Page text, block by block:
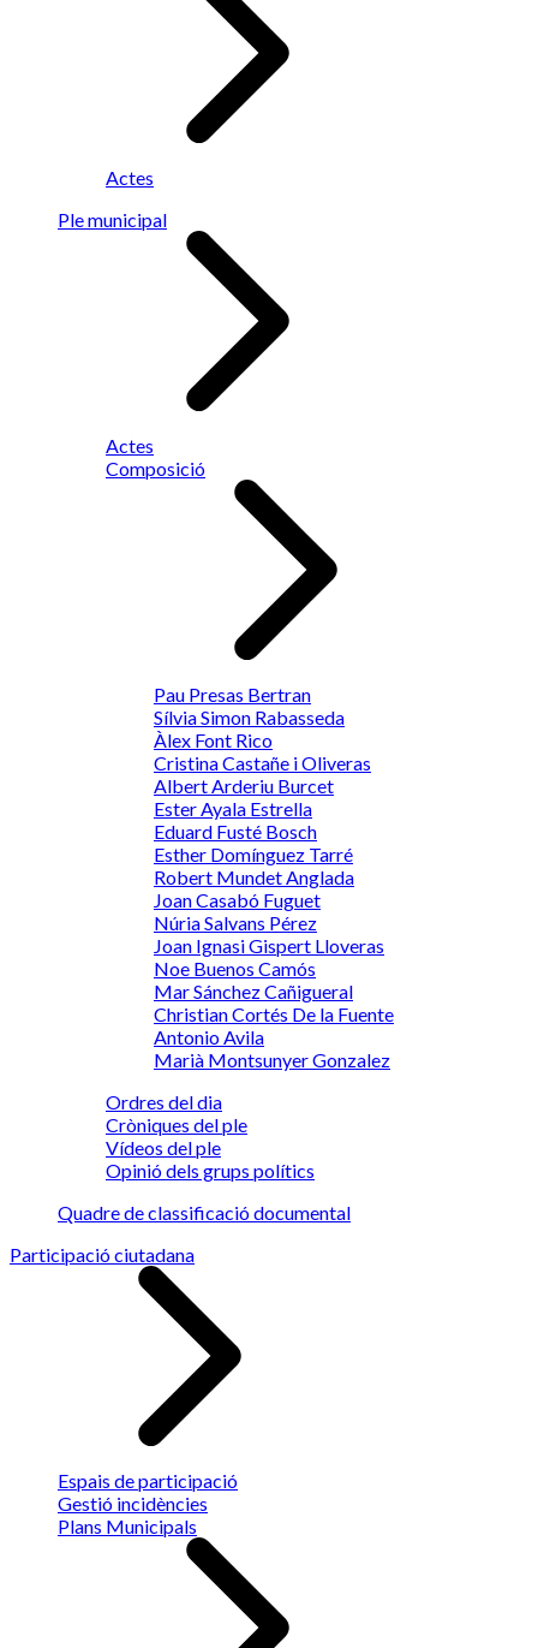
Actes
Ple municipal
Actes
Composició
Pau Presas Bertran
Sílvia Simon Rabasseda
Àlex Font Rico
Cristina Castañe i Oliveras
Albert Arderiu Burcet
Ester Ayala Estrella
Eduard Fusté Bosch
Esther Domínguez Tarré
Robert Mundet Anglada
Joan Casabó Fuguet
Núria Salvans Pérez
Joan Ignasi Gispert Lloveras
Noe Buenos Camós
Mar Sánchez Cañigueral
Christian Cortés De la Fuente
Antonio Avila
Marià Montsunyer Gonzalez
Ordres del dia
Cròniques del ple
Vídeos del ple
Opinió dels grups polítics
Quadre de classificació documental
Participació ciutadana
Espais de participació
Gestió incidències
Plans Municipals